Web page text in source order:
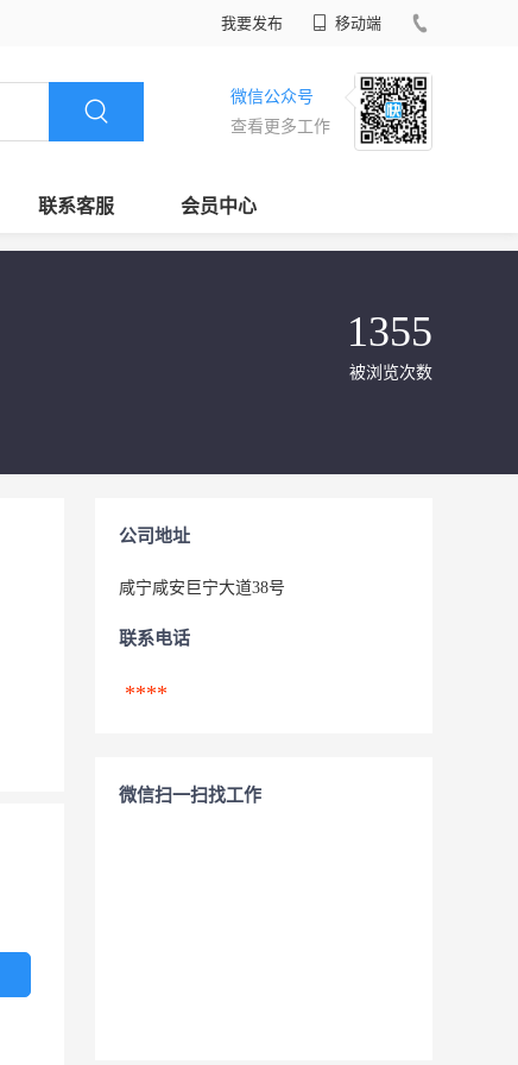
我要发布 移动端
微信公众号
查看更多工作
联系客服 会员中心
1355
被浏览次数
公司地址
咸宁咸安巨宁大道38号
联系电话
****
微信扫一扫找工作